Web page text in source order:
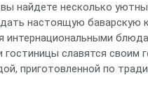
найдете несколько
настоящую баварскую
интернациональными
гостиницы славятся своим
приготовленной по